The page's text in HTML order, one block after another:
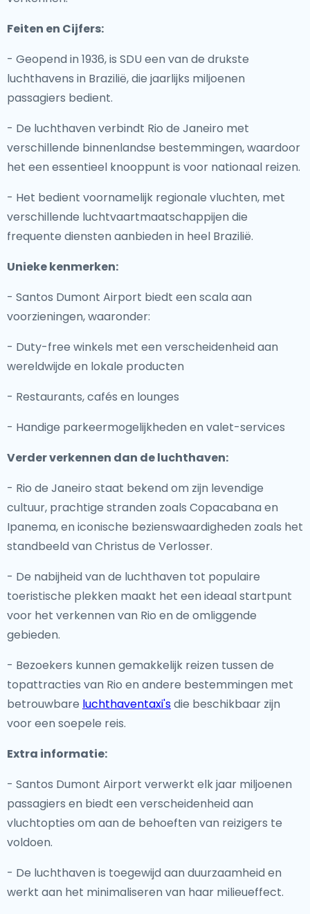
Feiten en Cijfers:
- Geopend in 1936, is SDU een van de drukste
luchthavens in Brazilië, die jaarlijks miljoenen
passagiers bedient.
- De luchthaven verbindt Rio de Janeiro met
verschillende binnenlandse bestemmingen, waardoor
het een essentieel knooppunt is voor nationaal reizen.
- Het bedient voornamelijk regionale vluchten, met
verschillende luchtvaartmaatschappijen die
frequente diensten aanbieden in heel Brazilië.
Unieke kenmerken:
- Santos Dumont Airport biedt een scala aan
voorzieningen, waaronder:
- Duty-free winkels met een verscheidenheid aan
wereldwijde en lokale producten
- Restaurants, cafés en lounges
- Handige parkeermogelijkheden en valet-services
Verder verkennen dan de luchthaven:
- Rio de Janeiro staat bekend om zijn levendige
cultuur, prachtige stranden zoals Copacabana en
Ipanema, en iconische bezienswaardigheden zoals het
standbeeld van Christus de Verlosser.
- De nabijheid van de luchthaven tot populaire
toeristische plekken maakt het een ideaal startpunt
voor het verkennen van Rio en de omliggende
gebieden.
- Bezoekers kunnen gemakkelijk reizen tussen de
topattracties van Rio en andere bestemmingen met
betrouwbare luchthaventaxi'sdie beschikbaar zijn
voor een soepele reis.
Extra informatie:
- Santos Dumont Airport verwerkt elk jaar miljoenen
passagiers en biedt een verscheidenheid aan
vluchtopties om aan de behoeften van reizigers te
voldoen.
- De luchthaven is toegewijd aan duurzaamheid en
werkt aan het minimaliseren van haar milieueffect.